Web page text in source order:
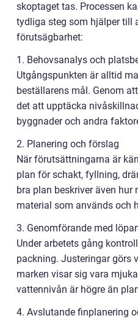
skoptaget tas. Processen
tydliga steg som hjälper till
förutsägbarhet:
1. Behovsanalys och
Utgångspunkten är alltid
beställarens mål. Genom
det att upptäcka
byggnader och andra
2. Planering och förslag
När förutsättningarna är
plan för schakt, fyllning,
bra plan beskriver även
material som används och
3. Genomförande med
Under arbetets gång
packning. Justeringar görs
marken visar sig vara
vattennivån är högre än
4. Avslutande finplanering